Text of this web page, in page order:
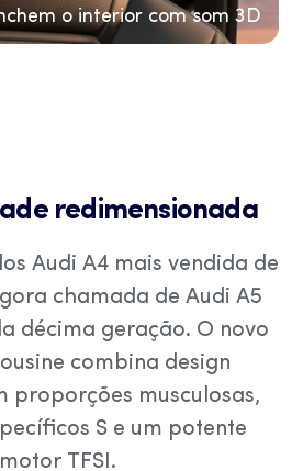
o interior com som 3D
redimensionada
Audi A4 mais vendida de
chamada de Audi A5
décima geração. O novo
combina design
proporções musculosas,
S e um potente
motor TFSI.